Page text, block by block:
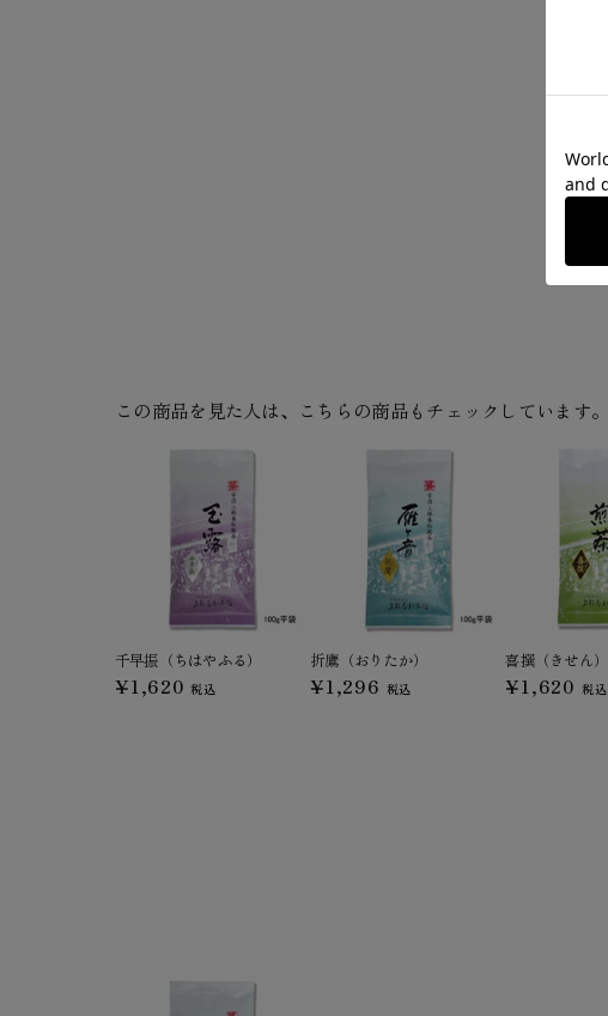
この商品を見た人は、こちらの商品もチェックしています。
千早振（ちはやふる）
¥1,620税込
折鷹（おりたか）
¥1,296 税込
喜撰（きせん）
¥1,620 税込